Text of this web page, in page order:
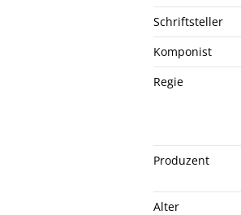
Schriftsteller
Komponist
Regie
Produzent
Alter